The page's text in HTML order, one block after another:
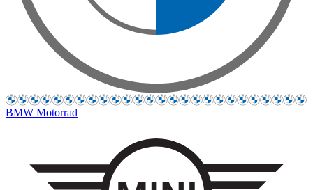
BMW Motorrad